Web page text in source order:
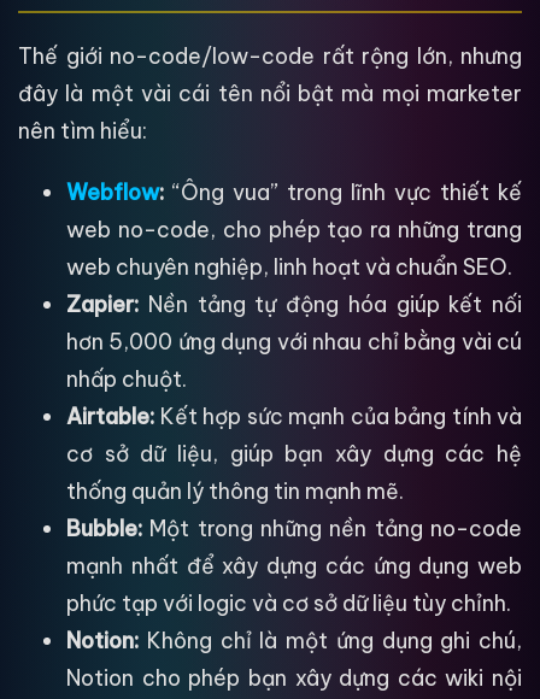
Thế giới no-code/low-code rất rộng lớn, nhưng
đây là một vài cái tên nổi bật mà mọi marketer
nên tìm hiểu:
Webflow: “Ông vua” trong lĩnh vực thiết kế
web no-code, cho phép tạo ra những trang
web chuyên nghiệp, linh hoạt và chuẩn SEO.
Zapier: Nền tảng tự động hóa giúp kết nối
hơn 5,000 ứng dụng với nhau chỉ bằng vài cú
nhấp chuột.
Airtable: Kết hợp sức mạnh của bảng tính và
cơ sở dữ liệu, giúp bạn xây dựng các hệ
thống quản lý thông tin mạnh mẽ.
Bubble: Một trong những nền tảng no-code
mạnh nhất để xây dựng các ứng dụng web
phức tạp với logic và cơ sở dữ liệu tùy chỉnh.
Notion: Không chỉ là một ứng dụng ghi chú,
Notion cho phép bạn xây dựng các wiki nội